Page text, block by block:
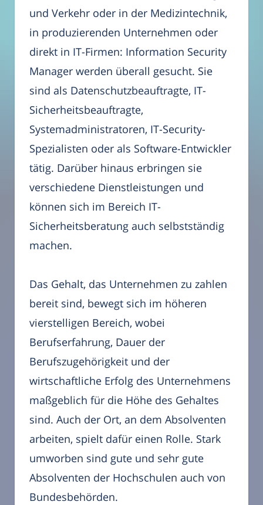
und Verkehr oder in der Medizintechnik,
in produzierenden Unternehmen oder
direkt in IT-Firmen: Information Security
Manager werden überall gesucht. Sie
sind als Datenschutzbeauftragte, IT-
Sicherheitsbeauftragte,
Systemadministratoren, IT-Security-
Spezialisten oder als Software-Entwickler
tätig. Darüber hinaus erbringen sie
verschiedene Dienstleistungen und
können sich im Bereich IT-
Sicherheitsberatung auch selbstständig
machen.
Das Gehalt, das Unternehmen zu zahlen
bereit sind, bewegt sich im höheren
vierstelligen Bereich, wobei
Berufserfahrung, Dauer der
Berufszugehörigkeit und der
wirtschaftliche Erfolg des Unternehmens
maßgeblich für die Höhe des Gehaltes
sind. Auch der Ort, an dem Absolventen
arbeiten, spielt dafür einen Rolle. Stark
umworben sind gute und sehr gute
Absolventen der Hochschulen auch von
Bundesbehörden.